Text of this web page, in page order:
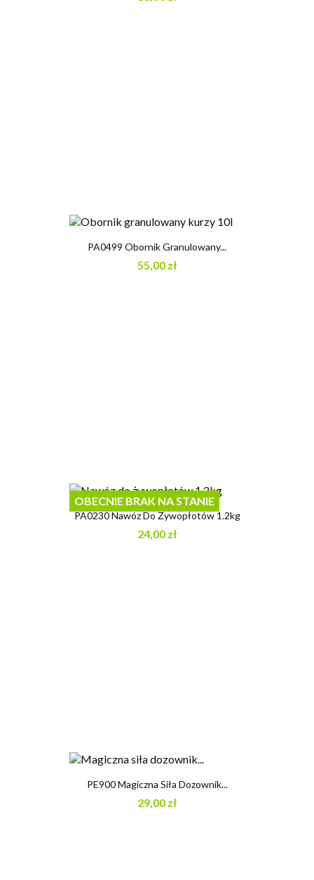
PA0499 Obornik Granulowany...
55,00 zł
PA0230 Nawóz Do Żywopłotów 1.2kg
24,00 zł
OBECNIE BRAK NA STANIE
PE900 Magiczna Siła Dozownik...
29,00 zł